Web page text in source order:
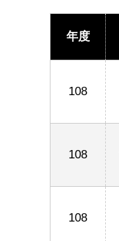
年度
108
108
108